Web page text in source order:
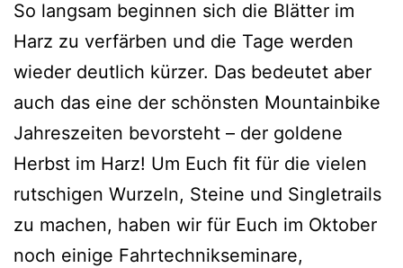
So langsam beginnen sich die Blätter im
Harz zu verfärben und die Tage werden
wieder deutlich kürzer. Das bedeutet aber
auch das eine der schönsten Mountainbike
Jahreszeiten bevorsteht – der goldene
Herbst im Harz! Um Euch fit für die vielen
rutschigen Wurzeln, Steine und Singletrails
zu machen, haben wir für Euch im Oktober
noch einige Fahrtechnikseminare,